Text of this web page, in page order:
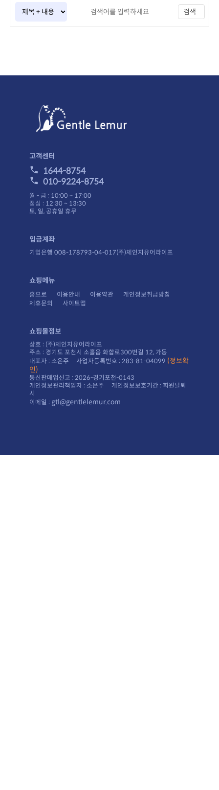
검색
고객센터
1644-8754
010-9224-8754
월 - 금 : 10:00 ~ 17:00
점심 : 12:30 ~ 13:30
토, 일, 공휴일 휴무
입금계좌
기업은행 008-178793-04-017(주)체인지유어라이프
쇼핑메뉴
홈으로 이용안내 이용약관
개인정보취급방침
제휴문의
사이트맵
쇼핑몰정보
상호 : (주)체인지유어라이프
주소 : 경기도 포천시 소홀읍 화합로300번길 12, 가동
대표자 : 소은주 사업자등록번호 : 283-81-04099
인)
통신판매업신고 : 2026-경기포천-0143
시
이메일 : gtl@gentlelemur.com